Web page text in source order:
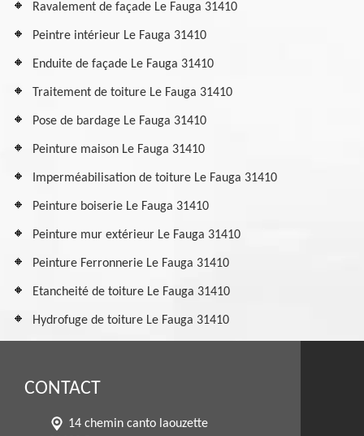
Ravalement de façade Le Fauga 31410
Peintre intérieur Le Fauga 31410
Enduite de façade Le Fauga 31410
Traitement de toiture Le Fauga 31410
Pose de bardage Le Fauga 31410
Peinture maison Le Fauga 31410
Imperméabilisation de toiture Le Fauga 31410
Peinture boiserie Le Fauga 31410
Peinture mur extérieur Le Fauga 31410
Peinture Ferronnerie Le Fauga 31410
Etancheité de toiture Le Fauga 31410
Hydrofuge de toiture Le Fauga 31410
CONTACT
14 chemin canto laouzette